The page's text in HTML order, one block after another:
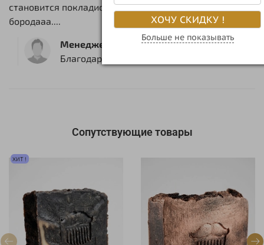
ХОЧУ СКИДКУ !
Больше не показывать
становится покладистая, мягкая, шелковистая
бородааа....
Менеджер магазина
Благодарим вас за прекрасный отзыв!
Сопутствующие товары
ХИТ !